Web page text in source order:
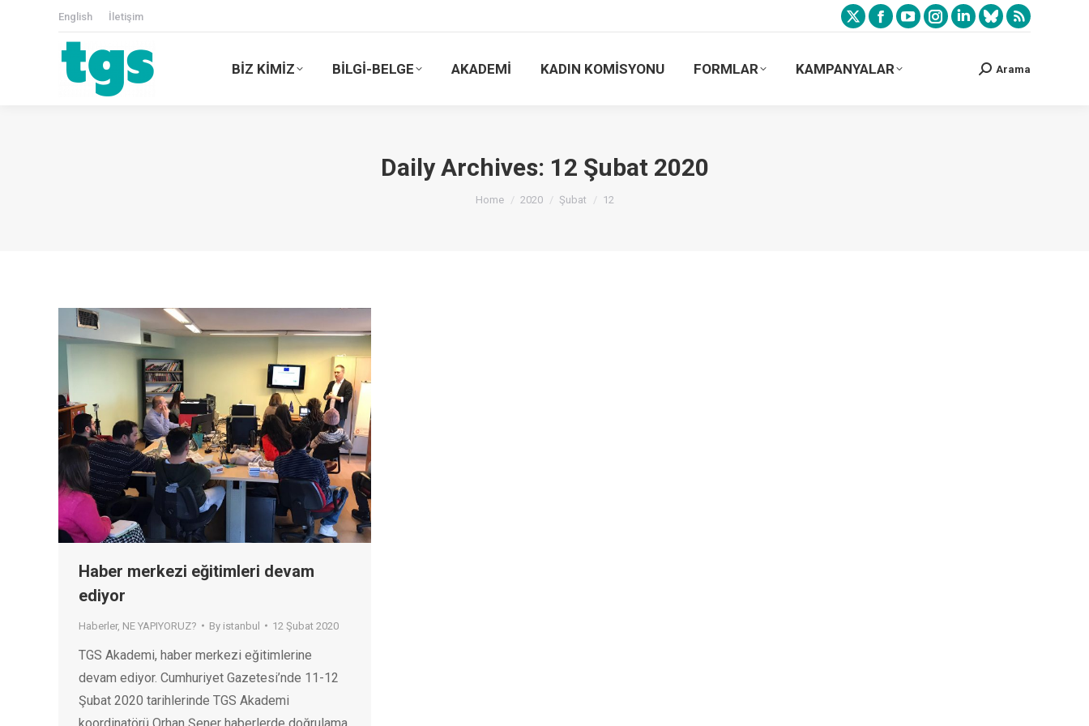
English İletişim
BİZ KİMİZ BİLGİ-BELGE AKADEMİ KADIN KOMİSYONU FORMLAR KAMPANYALAR Arama
Daily Archives: 12 Şubat 2020
You are here:
Home 2020 Şubat 12
Haber merkezi eğitimleri devam
ediyor
Haberler, NE YAPIYORUZ? By istanbul 12 Şubat 2020
TGS Akademi, haber merkezi eğitimlerine
devam ediyor. Cumhuriyet Gazetesi’nde 11-12
Şubat 2020 tarihlerinde TGS Akademi